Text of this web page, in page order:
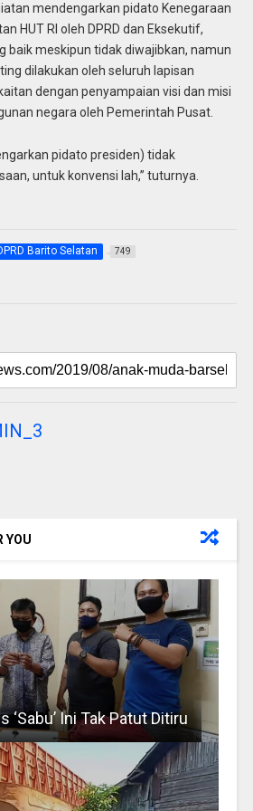
mendengarkan pidato Kenegaraan
HUT RI oleh DPRD dan Eksekutif,
baik meskipun tidak diwajibkan, namun
dilakukan oleh seluruh lapisan
dengan penyampaian visi dan misi
negara oleh Pemerintah Pusat.
pidato presiden) tidak
untuk konvensi lah,” tuturnya.
Barito Selatan 749
YOU
‘Sabu’ Ini Tak Patut Ditiru